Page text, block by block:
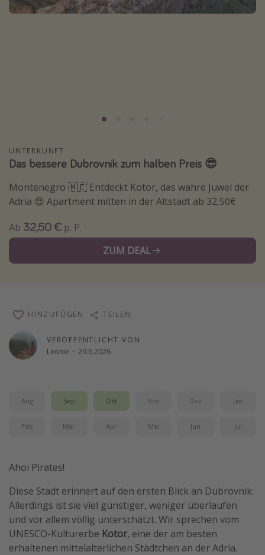
Lombardei
Strandurlaub
Wellnessurlaub
Abenteuerurlaub
Kurzurlaub
Skiurlaub
Weitere Themen
Digital Nomad Tipps
Beste Reiseziele 20225
UNTERKUNFT
Das bessere Dubrovnik zum halben Preis 😎
Montenegro 🇲🇪 Entdeckt Kotor, das wahre Juwel der
Adria 😍 Apartment mitten in der Altstadt ab 32,50€
Ab 32,50 € p. P.
ZUM DEAL
VERÖFFENTLICHT VON
Leonie · 29.6.2026
HINZUFÜGEN TEILEN
Aug Sep Okt Nov Dez Jan
Feb Mär Apr Mai Jun Jul
Ahoi Pirates!
Diese Stadt erinnert auf den ersten Blick an Dubrovnik:
Allerdings ist sie viel günstiger, weniger überlaufen
und vor allem völlig unterschätzt. Wir sprechen vom
UNESCO-Kulturerbe Kotor, eine der am besten
erhaltenen mittelalterlichen Städtchen an der Adria.